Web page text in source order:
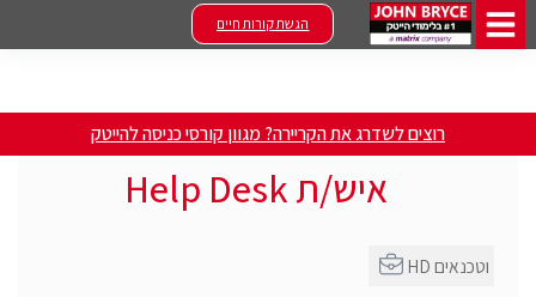
הגשת קורות חיים
רוצים לשדרג את הקריירה? מגוון קורסי כניסה להייטק
איש/ת Help Desk